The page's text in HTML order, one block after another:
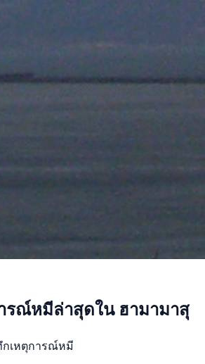
รณ์หมีล่าสุดใน ฮามามาสุ
เหตุการณ์หมี